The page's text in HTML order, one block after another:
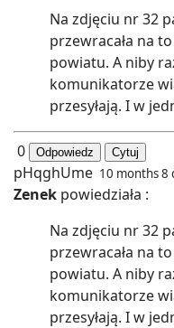
Na zdjęciu nr 32
przewracała na
powiatu. A niby
komunikatorze
przesyłają. I w
0 Odpowiedz Cytuj
pHqghUme 10 months 8
Zenek powiedziała :
Na zdjęciu nr 32
przewracała na
powiatu. A niby
komunikatorze
przesyłają. I w